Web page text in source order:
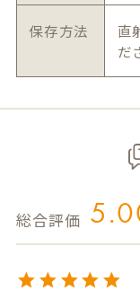
保存方法
直
だ